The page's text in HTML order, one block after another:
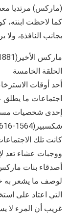
(ماركس) مرتديا
كما لاحظت ابنته،
بجانب النافذة،
ماركس الأخير(1881-1883)
الحلقة الخامسة
أحد أوقات
اجتماعات ما
إحدى شخصيات
شكسبير(1564-1616).
كانت تلك
ووجبات عشاء تعد
أصدقاء بنات
لوصف ما يشعر به
التي اعتاد على
غريب أن المرء لا